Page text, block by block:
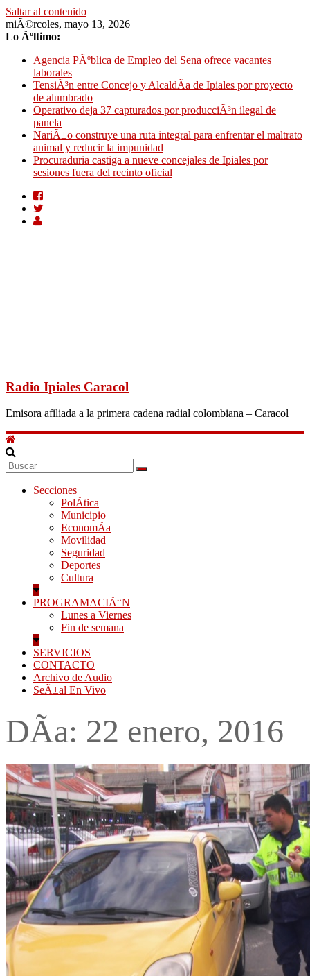
Saltar al contenido
miÃ©rcoles, mayo 13, 2026
Lo Ãºltimo:
Agencia PÃºblica de Empleo del Sena ofrece vacantes
laborales
TensiÃ³n entre Concejo y AlcaldÃ­a de Ipiales por proyecto
de alumbrado
Operativo deja 37 capturados por producciÃ³n ilegal de
panela
NariÃ±o construye una ruta integral para enfrentar el maltrato
animal y reducir la impunidad
Procuraduria castiga a nueve concejales de Ipiales por
sesiones fuera del recinto oficial
Radio Ipiales Caracol
Emisora afiliada a la primera cadena radial colombiana – Caracol
Secciones
PolÃ­tica
Municipio
EconomÃ­a
Movilidad
Seguridad
Deportes
Cultura
PROGRAMACIÃ“N
Lunes a Viernes
Fin de semana
SERVICIOS
CONTACTO
Archivo de Audio
SeÃ±al En Vivo
DÃ­a: 22 enero, 2016